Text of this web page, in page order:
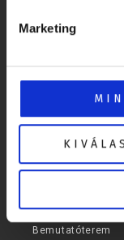
Marketing
(Orlen benzinkút
TARTALMAK
Jakuzzi méret
Kiegészítők
Bemutatóterem